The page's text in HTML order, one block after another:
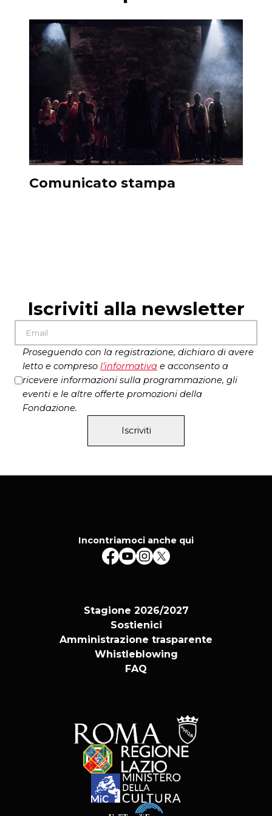
Comunicato stampa
Iscriviti alla newsletter
Proseguendo con la registrazione, dichiaro di avere
letto e compreso l’informativa e acconsento a
ricevere informazioni sulla programmazione, gli
eventi e le altre offerte promozioni della
Fondazione.
Iscriviti
Incontriamoci anche qui
Stagione 2026/2027
Sostienici
Amministrazione trasparente
Whistleblowing
FAQ